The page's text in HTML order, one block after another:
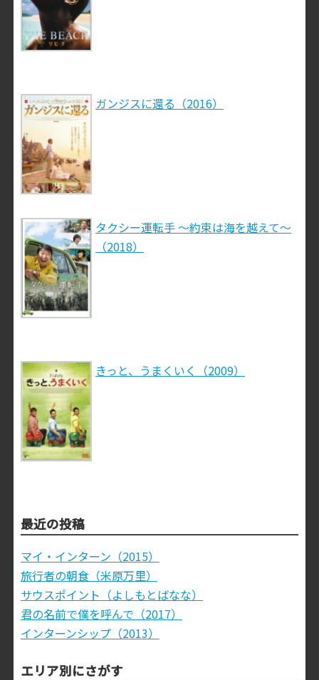
ガンジスに還る（2016）
タクシー運転手 ～約束は海を越えて～
（2018）
きっと、うまくいく（2009）
最近の投稿
マイ・インターン（2015）
旅行者の朝食（米原万里）
サウスポイント（よしもとばなな）
君の名前で僕を呼んで（2017）
インターンシップ（2013）
エリア別にさがす